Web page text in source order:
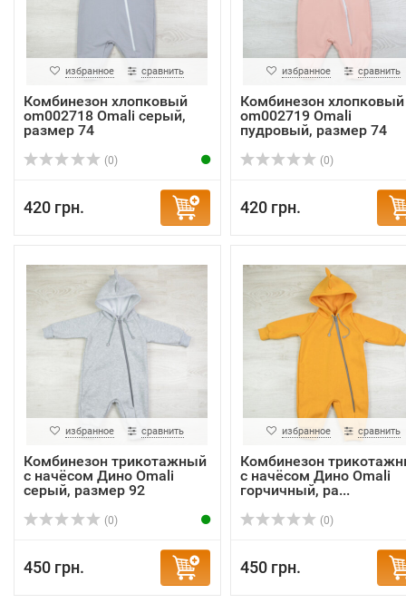
избранное сравнить
Комбинезон хлопковый
om002718 Omali серый,
размер 74
(0)
420 грн.
избранное сравнить
Комбинезон хлопковый
om002719 Omali
пудровый, размер 74
(0)
420 грн.
избранное сравнить
Комбинезон трикотажный
с начёсом Дино Omali
серый, размер 92
(0)
450 грн.
избранное сравнить
Комбинезон
с начёсом Дино Omali
горчичный, ра...
(0)
450 грн.